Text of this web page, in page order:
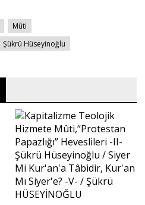
Mûti
Şükrü Hüseyinoğlu